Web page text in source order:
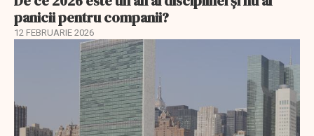
panicii pentru companii?
12 FEBRUARIE 2026